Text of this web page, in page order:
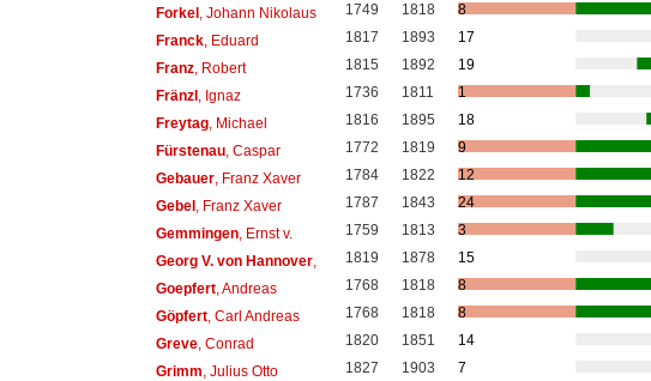
Forkel, Johann Nikolaus 1749 1818
8
Franck, Eduard 1817 1893
17
Franz, Robert 1815 1892
19
Fränzl, Ignaz 1736 1811
1
Freytag, Michael 1816 1895
18
Fürstenau, Caspar 1772 1819
9
Gebauer, Franz Xaver 1784 1822
12
Gebel, Franz Xaver 1787 1843
24
Gemmingen, Ernst v. 1759 1813
3
Georg V. von Hannover, 1819 1878
15
Goepfert, Andreas 1768 1818
8
Göpfert, Carl Andreas 1768 1818
8
Greve, Conrad 1820 1851
14
Grimm , Julius Otto 1827 1903
7